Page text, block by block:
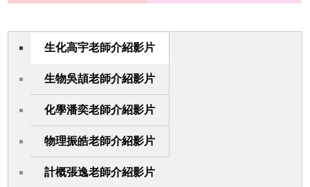
生化高宇老師介紹影片
生物吳頡老師介紹影片
化學潘奕老師介紹影片
物理振皓老師介紹影片
計概張逸老師介紹影片